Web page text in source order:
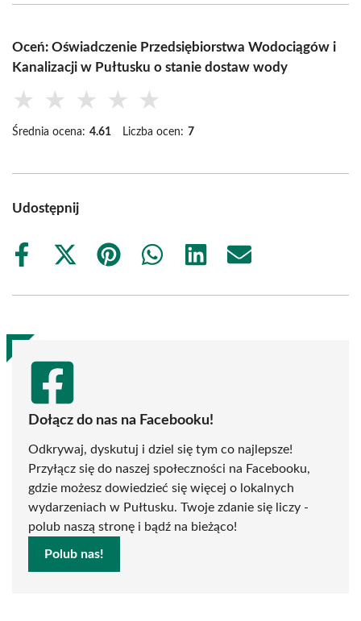
Oceń: Oświadczenie Przedsiębiorstwa Wodociągów i
Kanalizacji w Pułtusku o stanie dostaw wody
★ ★ ★ ★ ★
Średnia ocena: 4.61 Liczba ocen: 7
Udostępnij
Share
Share
(Twitter)
Share
Share
Share
Share
Dołącz do nas na Facebooku!
Odkrywaj, dyskutuj i dziel się tym co najlepsze!
Przyłącz się do naszej społeczności na Facebooku,
gdzie możesz dowiedzieć się więcej o lokalnych
wydarzeniach w Pułtusku. Twoje zdanie się liczy -
polub naszą stronę i bądź na bieżąco!
Polub nas!